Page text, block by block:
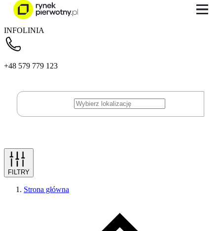
INFOLINIA
+48 579 779 123
FILTRY
Strona główna